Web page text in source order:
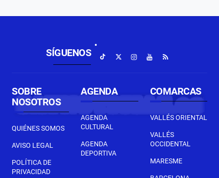
SÍGUENOS
SOBRE
NOSOTROS
QUIÉNES SOMOS
AVISO LEGAL
POLÍTICA DE
PRIVACIDAD
AGENDA
AGENDA
CULTURAL
AGENDA
DEPORTIVA
COMARCAS
VALLÉS ORIENTAL
VALLÉS
OCCIDENTAL
MARESME